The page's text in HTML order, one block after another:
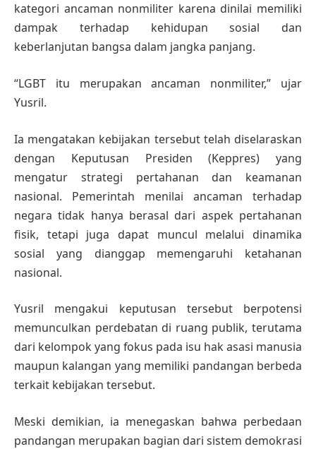
kategori ancaman nonmiliter karena dinilai memiliki
dampak terhadap kehidupan sosial dan
keberlanjutan bangsa dalam jangka panjang.
“LGBT itu merupakan ancaman nonmiliter,” ujar
Yusril.
Ia mengatakan kebijakan tersebut telah diselaraskan
dengan Keputusan Presiden (Keppres) yang
mengatur strategi pertahanan dan keamanan
nasional. Pemerintah menilai ancaman terhadap
negara tidak hanya berasal dari aspek pertahanan
fisik, tetapi juga dapat muncul melalui dinamika
sosial yang dianggap memengaruhi ketahanan
nasional.
Yusril mengakui keputusan tersebut berpotensi
memunculkan perdebatan di ruang publik, terutama
dari kelompok yang fokus pada isu hak asasi manusia
maupun kalangan yang memiliki pandangan berbeda
terkait kebijakan tersebut.
Meski demikian, ia menegaskan bahwa perbedaan
pandangan merupakan bagian dari sistem demokrasi